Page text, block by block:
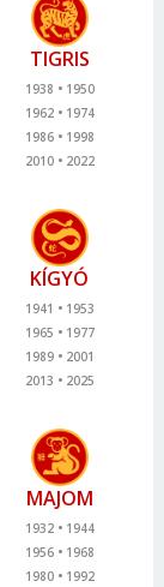
TIGRIS
1938
1950
1962
1974
1986
1998
2010
2022
KÍGYÓ
1941
1953
1965
1977
1989
2001
2013
2025
MAJOM
1932
1944
1956
1968
1980
1992